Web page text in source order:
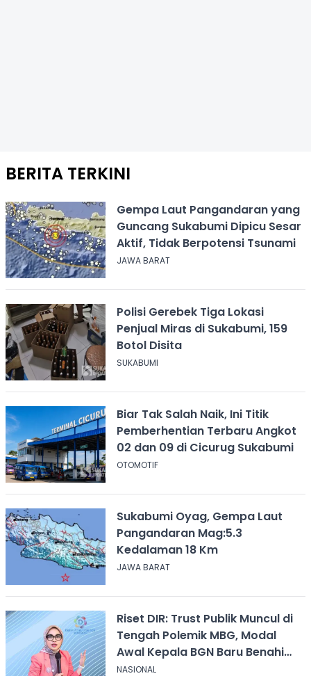
BERITA TERKINI
Gempa Laut Pangandaran yang
Guncang Sukabumi Dipicu Sesar
Aktif, Tidak Berpotensi Tsunami
JAWA BARAT
Polisi Gerebek Tiga Lokasi
Penjual Miras di Sukabumi, 159
Botol Disita
SUKABUMI
Biar Tak Salah Naik, Ini Titik
Pemberhentian Terbaru Angkot
02 dan 09 di Cicurug Sukabumi
OTOMOTIF
Sukabumi Oyag, Gempa Laut
Pangandaran Mag:5.3
Kedalaman 18 Km
JAWA BARAT
Riset DIR: Trust Publik Muncul di
Tengah Polemik MBG, Modal
Awal Kepala BGN Baru Benahi
Program
NASIONAL